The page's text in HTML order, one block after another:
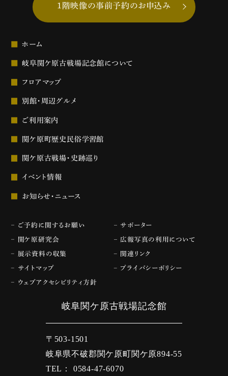
1階映像の事前予約のお申込み
ホーム
岐阜関ケ原古戦場記念館について
フロアマップ
別館・周辺グルメ
ご利用案内
関ケ原町歴史民俗学習館
関ケ原古戦場・史跡巡り
イベント情報
お知らせ・ニュース
ご予約に関するお願い サポーター
関ケ原研究会 広報写真の利用について
展示資料の収集 関連リンク
サイトマップ プライバシーポリシー
ウェブアクセシビリティ方針
岐阜関ケ原古戦場記念館
〒503-1501
岐阜県不破郡関ケ原町関ケ原894-55
TEL： 0584-47-6070